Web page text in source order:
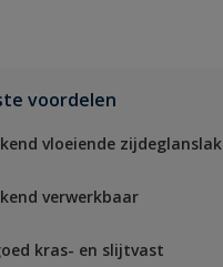
voordelen
vloeiende zijdeglanslak
verwerkbaar
kras- en slijtvast